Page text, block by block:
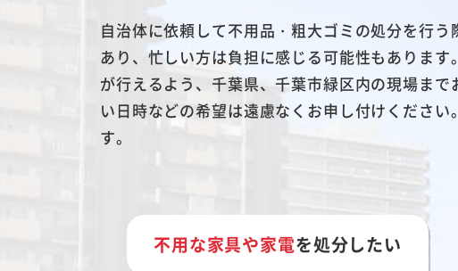
自治体に依頼して不用品・粗大ゴミの処分を行
あり、忙しい方は負担に感じる可能性もありま
が行えるよう、千葉県、千葉市緑区内の現場ま
い日時などの希望は遠慮なくお申し付けくださ
す。
不用な家具や家電を処分したい